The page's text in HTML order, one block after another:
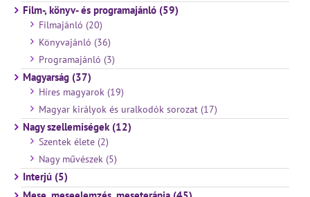
Film-, könyv- és programajánló (59)
Filmajánló (20)
Könyvajánló (36)
Programajánló (3)
Magyarság (37)
Híres magyarok (19)
Magyar királyok és uralkodók sorozat (17)
Nagy szellemiségek (12)
Szentek élete (2)
Nagy művészek (5)
Interjú (5)